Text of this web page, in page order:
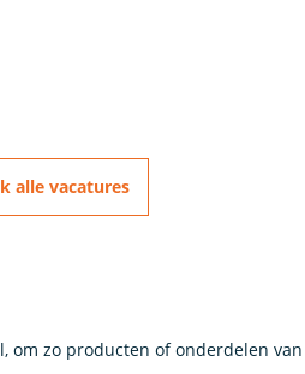
alle vacatures
om zo producten of onderdelen